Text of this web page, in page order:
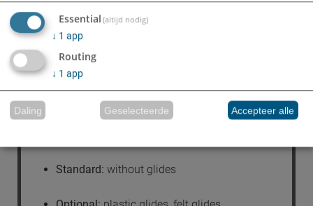
Seat shell based on a tubular steel frame with
CMHR polyurethane foam coating (BS 5852 Crib 5).
Gliders
Standard: without glides
Essential (altijd nodig)
↓ 1 app
Routing
↓ 1 app
Daling Geselecteerde Accepteer alle